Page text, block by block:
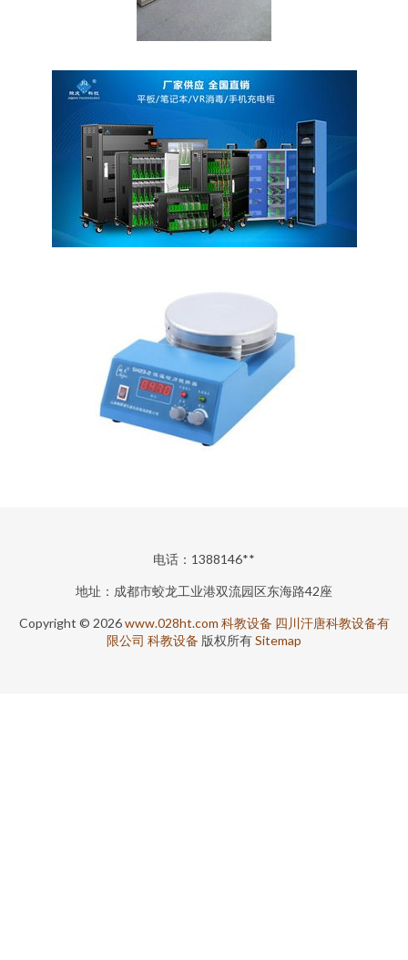
电话：1388146**
地址：成都市蛟龙工业港双流园区东海路42座
Copyright © 2026www.028ht.com 科教设备 四川汗唐科教设备有
限公司 科教设备 版权所有Sitemap